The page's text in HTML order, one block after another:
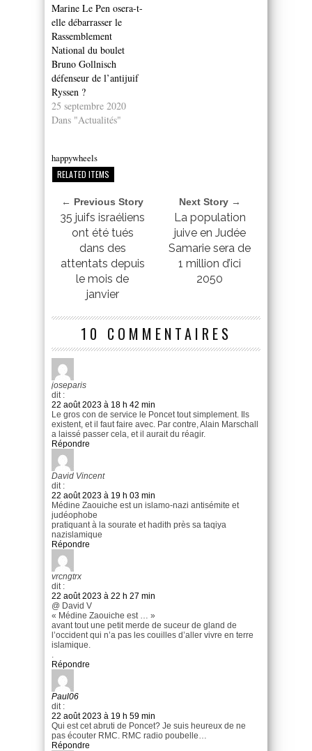
Marine Le Pen osera-t-
elle débarrasser le
Rassemblement
National du boulet
Bruno Gollnisch
défenseur de l’antijuif
Ryssen ?
25 septembre 2020
Dans "Actualités"
happywheels
RELATED ITEMS
← Previous Story
35 juifs israéliens
ont été tués
dans des
attentats depuis
le mois de
janvier
Next Story →
La population
juive en Judée
Samarie sera de
1 million d’ici
2050
10 COMMENTAIRES
joseparis
dit :
22 août 2023 à 18 h 42 min
Le gros con de service le Poncet tout simplement. Ils
existent, et il faut faire avec. Par contre, Alain Marschall
a laissé passer cela, et il aurait du réagir.
Répondre
David Vincent
dit :
22 août 2023 à 19 h 03 min
Médine Zaouiche est un islamo-nazi antisémite et
judéophobe
pratiquant à la sourate et hadith près sa taqiya
nazislamique
Répondre
vrcngtrx
dit :
22 août 2023 à 22 h 27 min
@ David V
« Médine Zaouiche est … »
avant tout une petit merde de suceur de gland de
l’occident qui n’a pas les couilles d’aller vivre en terre
islamique.
.
Répondre
Paul06
dit :
22 août 2023 à 19 h 59 min
Qui est cet abruti de Poncet? Je suis heureux de ne
pas écouter RMC. RMC radio poubelle…
Répondre